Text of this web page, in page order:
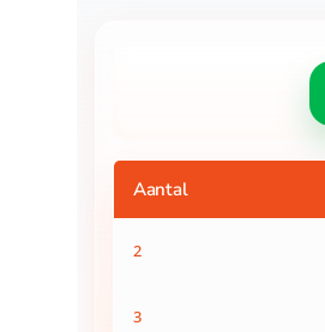
Benz
500
Aantal
2
3